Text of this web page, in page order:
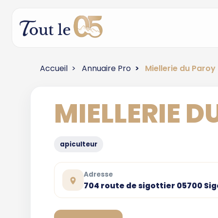
Accueil Annuaire Pro Miellerie du Paroy
MIELLERIE
apiculteur
Adresse
704 route de sigottier 05700